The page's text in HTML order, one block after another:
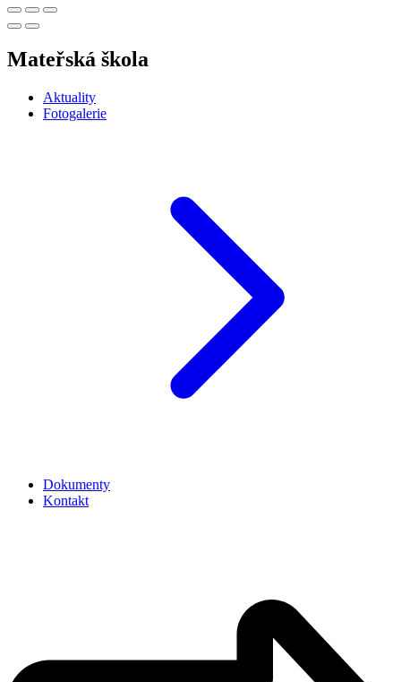
Mateřská škola
Aktuality
Fotogalerie
Dokumenty
Kontakt